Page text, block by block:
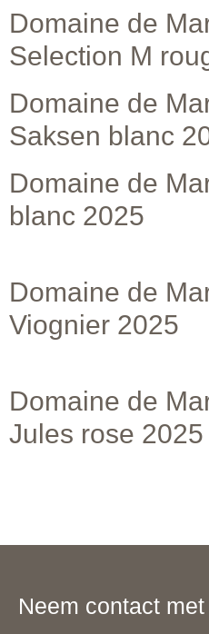
Domaine de
Selection M
Domaine de
Saksen blanc
Domaine de
blanc 2025
Domaine de
Viognier 2025
Domaine de
Jules rose 2025
Neem contact